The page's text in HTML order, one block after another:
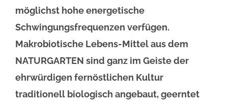
möglichst hohe energetische
Schwingungsfrequenzen verfügen.
Makrobiotische Lebens-Mittel aus dem
NATURGARTEN sind ganz im Geiste der
ehrwürdigen fernöstlichen Kultur
traditionell biologisch angebaut, geerntet